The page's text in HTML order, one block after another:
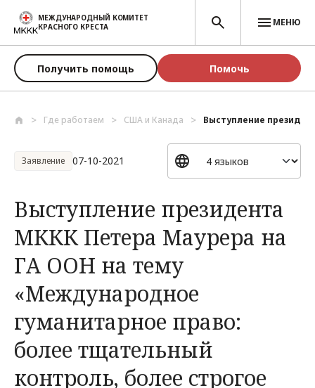
Перейти к основному содержанию
МЕЖДУНАРОДНЫЙ КОМИТЕТ
КРАСНОГО КРЕСТА
МЕНЮ
Получить помощь Помочь
Где работаем США и Канада Выступление
Заявление 07-10-2021
Выступление президента
МККК Петера Маурера на
ГА ООН на тему
«Международное
гуманитарное право:
более тщательный
контроль, более строгое